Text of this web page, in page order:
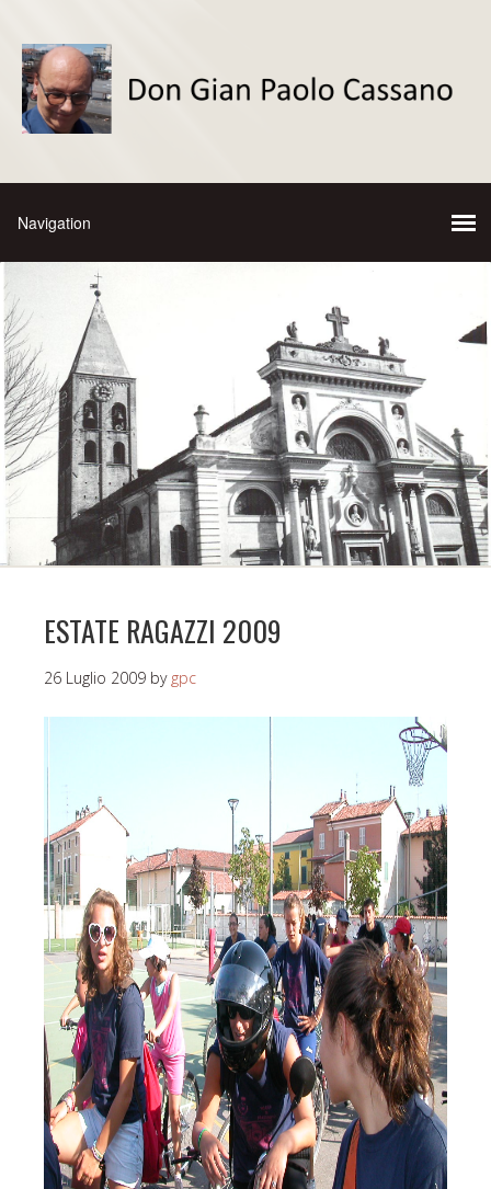
ESTATE RAGAZZI 2009
26 Luglio 2009 by gpc